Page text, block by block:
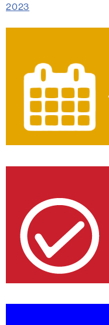
2023
Informació